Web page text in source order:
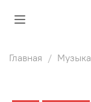
Главная Музыка